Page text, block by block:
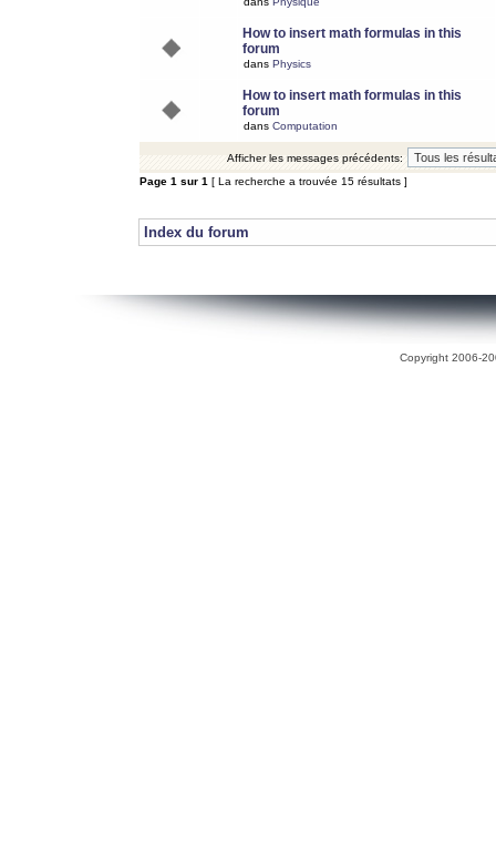
How to insert math formulas in this
forum
dans Physics
How to insert math formulas in this
forum
dans Computation
Afficher les messages précédents:
Page 1 sur 1 [ La recherche a trouvée 15 résultats ]
Index du forum
Copyright 2006-